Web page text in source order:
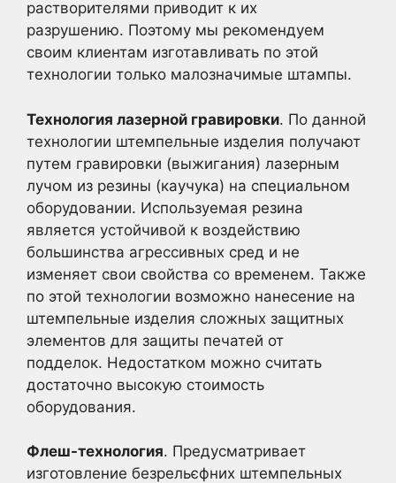
растворителями приводит к их
разрушению. Поэтому мы рекомендуем
своим клиентам изготавливать по этой
технологии только малозначимые штампы.
Технология лазерной гравировки. По данной
технологии штемпельные изделия получают
путем гравировки (выжигания) лазерным
лучом из резины (каучука) на специальном
оборудовании. Используемая резина
является устойчивой к воздействию
большинства агрессивных сред и не
изменяет свои свойства со временем. Также
по этой технологии возможно нанесение на
штемпельные изделия сложных защитных
элементов для защиты печатей от
подделок. Недостатком можно считать
достаточно высокую стоимость
оборудования.
Флеш-технология. Предусматривает
изготовление безрельєфних штемпельных